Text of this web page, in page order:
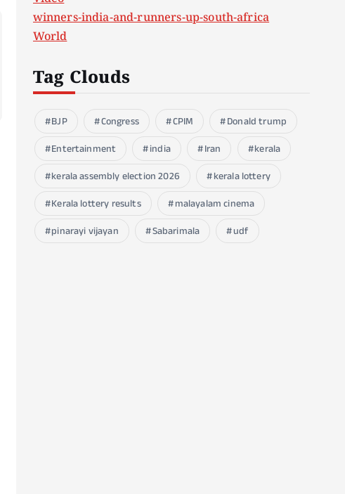
winners-india-and-runners-up-south-africa
World
Tag Clouds
BJP Congress CPIM
Donald trump
Entertainment
india Iran
kerala
kerala assembly election 2026
kerala lottery
Kerala lottery results
malayalam cinema
pinarayi vijayan
Sabarimala udf